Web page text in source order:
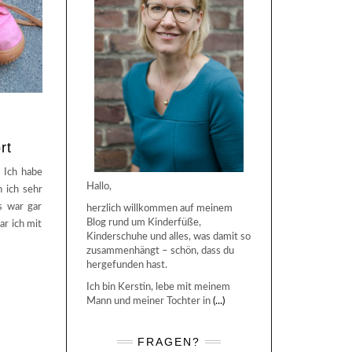
habe
ich sehr
war gar
ich mit
Hallo,
herzlich willkommen auf meinem
Blog rund um Kinderfüße,
Kinderschuhe und alles, was damit so
zusammenhängt – schön, dass du
hergefunden hast.
Ich bin Kerstin, lebe mit meinem
Mann und meiner Tochter in (...)
FRAGEN?